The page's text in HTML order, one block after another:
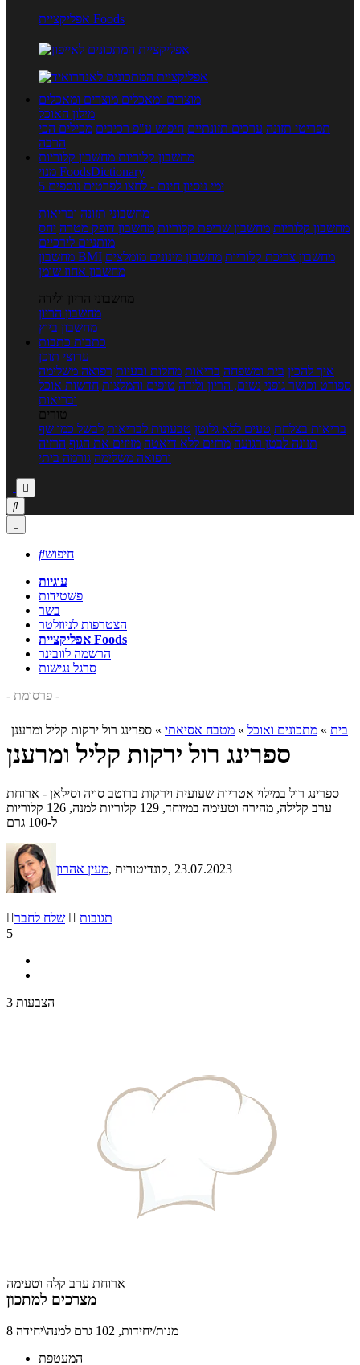
אפליקציית Foods
מוצרים ומאכלים מוצרים ומאכלים
מילון האוכל
תפריטי תזונה ערכים תזונתיים חיפוש ע"פ רכיבים מכילים הכי
הרבה
מחשבון קלוריות מחשבון קלוריות
מנוי FoodsDictionary
5 ימי ניסיון חינם - לחצו לפרטים נוספים
מחשבוני תזונה ובריאות
מחשבון קלוריות מחשבון שריפת קלוריות מחשבון דופק מטרה יחס
מותניים לירכיים
מחשבון BMI
מחשבון צריכת קלוריות מחשבון מינונים מומלצים
מחשבון אחוז שומן
מחשבוני הריון ולידה
מחשבון הריון
מחשבון ביוץ
כתבות כתבות
ערוצי תוכן
איך להכין בית ומשפחה בריאות מחלות ובעיות רפואה משלימה
ספורט וכושר גופני נשים, הריון ולידה טיפים והמלצות חדשות אוכל
ובריאות
טורים
בריאות בצלחת טעים ללא גלוטן טבעונות לבריאות לבשל כמו שף
תזונה לבטן רגועה מרזים ללא דיאטה מזיזים את הגוף הרזיה
ורפואה משלימה גורמה ביתי



חיפוש
עוגיות
פשטידות
בשר
הצטרפות לניוזלטר
אפליקציית Foods
הרשמה לוובינר
סרגל נגישות
- פרסומת -
בית » מתכונים ואוכל » מטבח אסיאתי » ספרינג רול ירקות קליל ומרענן
ספרינג רול ירקות קליל ומרענן
ספרינג רול במילוי אטריות שעועית וירקות ברוטב סויה וסילאן - ארוחת
ערב קלילה, מהירה וטעימה במיוחד, 129 קלוריות למנה, 126 קלוריות
ל-100 גרם
מעין אהרון , קונדיטורית, 23.07.2023
שלח לחבר  תגובות
5
3 הצבעות
ארוחת ערב קלה וטעימה
מצרכים למתכון
8 מנות/יחידות, 102 גרם למנה\יחידה
המעטפת